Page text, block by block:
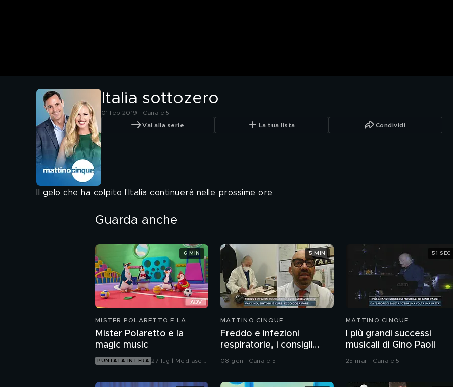
Italia sottozero
01 feb 2019 | Canale 5
Vai alla serie La tua lista Condividi
Il gelo che ha colpito l'Italia continuerà nelle prossime ore
Guarda anche
MISTER POLARETTO E LA
Mister Polaretto e la
magic music
PUNTATA INTERA 27 lug | Mediaset
6 MIN
MATTINO CINQUE
Freddo e infezioni
respiratorie, i consigli
dell'esperto
08 gen | Canale 5
5 MIN
MATTINO CINQUE
I più grandi successi
musicali di Gino Paoli
25 mar | Canale 5
51 SEC